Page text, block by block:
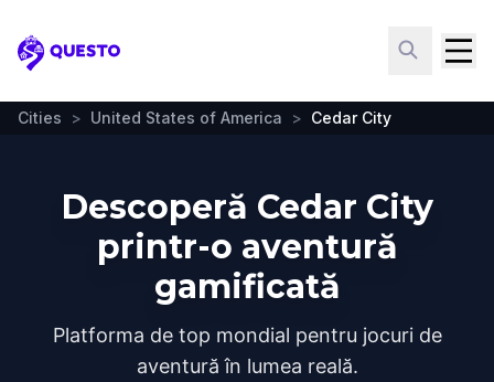
Questo
Cities > United States of America > Cedar City
Descoperă Cedar City
printr-o aventură
gamificată
Platforma de top mondial pentru jocuri de
aventură în lumea reală.